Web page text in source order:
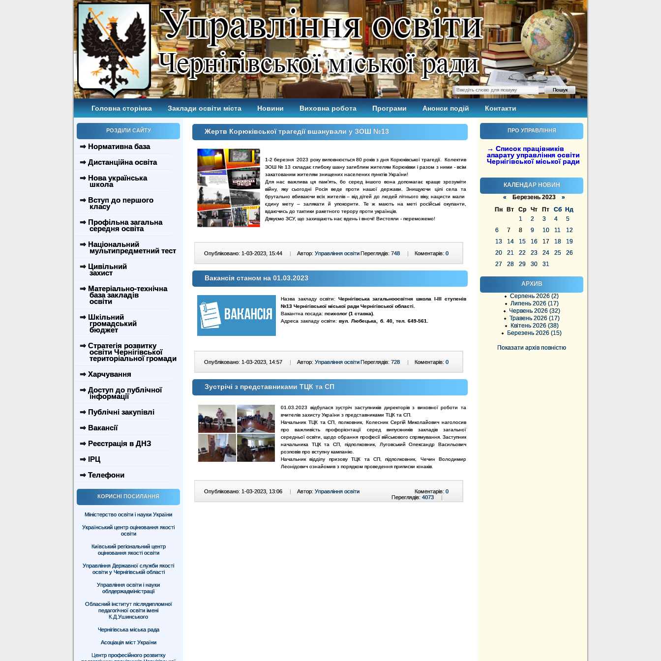
Головна сторінка Заклади освіти міста Новини Виховна робота Програми Анонси подій Контакти
РОЗДІЛИ САЙТУ
⇒ Нормативна база
⇒ Дистанційна освіта
⇒ Нова українська
школа
⇒ Вступ до першого
класу
⇒ Профільна загальна
середня освіта
⇒ Національний
мультипредметний тест
⇒ Цивільний
захист
⇒ Матеріально-технічна
база закладів
освіти
⇒ Шкільний
громадський
бюджет
⇒ Стратегія розвитку
освіти Чернігівської
територіальної громади
⇒ Харчування
⇒ Доступ до публічної
інформації
⇒ Публічні закупівлі
⇒ Вакансії
⇒ Реєстрація в ДНЗ
⇒ ІРЦ
⇒ Телефони
КОРИСНІ ПОСИЛАННЯ
Міністерство освіти і науки України
Український центр оцінювання якості
освіти
Київський регіональний центр
оцінювання якості освіти
Управління Державної служби якості
освіти у Чернігівській області
Управління освіти і науки
облдержадміністрації
Обласний інститут післядипломної
педагогічної освіти імені
К.Д.Ушинського
Чернігівська міська рада
Асоціація міст України
Центр професійного розвитку
ПРО УПРАВЛІННЯ
→ Список працівників
апарату управління освіти
Чернігівської міської ради
КАЛЕНДАР НОВИН
« Березень 2023 »
Пн
Вт Ср Чт Пт Сб
Нд
1
2 3 4
5
6
7 8 9 10 11
12
13
14 15 16 17 18
19
20
21 22 23 24 25
26
27
28 29 30 31
АРХИВ
Серпень 2026 (2)
Липень 2026 (17)
Червень 2026 (32)
Травень 2026 (17)
Квітень 2026 (38)
Березень 2026 (15)
Показати архів повністю
Жертв Корюківської трагедії вшанували у ЗОШ №13
1-2 березня 2023 року виповнюється 80 років з дня Корюківської трагедії. Колектив
ЗОШ № 13 складає глибоку шану загиблим жителям Корюківки і разом з ними - всім
закатованим жителям знищених населених пунктів України!
Для нас важлива ця памʼять, бо серед іншого вона допомагає краще зрозуміти
війну, яку сьогодні Росія веде проти нашої держави. Знищуючи цілі села та
брутально вбиваючи всіх жителів – від дітей до людей літнього віку, нацисти мали
єдину мету – залякати й упокорити. Те ж мають на меті російські окупанти,
вдаючись до тактики ракетного терору проти українців.
Дякуємо ЗСУ, що захищають нас вдень і вночі! Вистояли - переможемо!
Опубліковано: 1-03-2023, 15:44 | Автор: Управління освіти Коментарів: 0
Переглядів: 748 |
Вакансія станом на 01.03.2023
Назва закладу освіти: Чернігівська загальноосвітня школа І-ІІІ ступенів
№13 Чернігівської міської ради Чернігівської області.
Вакантна посада: психолог (1 ставка)
Адреса закладу освіти:вул. Любецька, б. 40, тел. 649-561
Опубліковано: 1-03-2023, 14:57 | Автор: Управління освіти Коментарів: 0
Переглядів: 728 |
Зустрічі з представниками ТЦК та СП
01.03.2023 відбулася зустріч заступників директорів з виховної роботи та
вчителів захисту України з представниками ТЦК та СП.
Начальник ТЦК та СП, полковник, Колесник Сергій Миколайович наголосив
про важливість профорієнтації серед випускників закладів загальної
середньої освіти, щодо обрання професії військового спрямування. Заступник
начальника ТЦК та СП, підполковник, Луговський Олександр Васильович
розповів про вступну кампанію.
Начальник відділу призову ТЦК та СП, підполковник, Чечин Володимир
Леонідович ознайомив з порядком проведення приписки юнаків.
Опубліковано: 1-03-2023, 13:06 | Автор: Управління освіти Коментарів: 0
Переглядів: 4073 |